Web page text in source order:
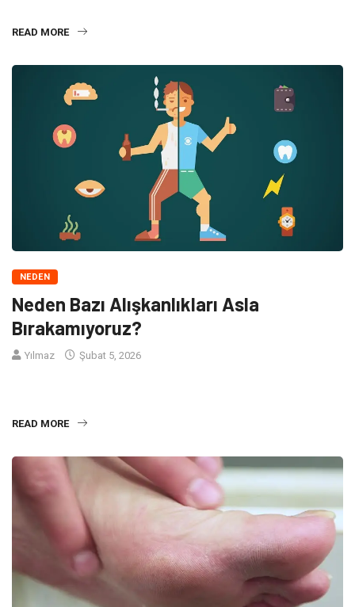
READ MORE
NEDEN
Neden Bazı Alışkanlıkları Asla
Bırakamıyoruz?
Yılmaz Şubat 5, 2026
READ MORE